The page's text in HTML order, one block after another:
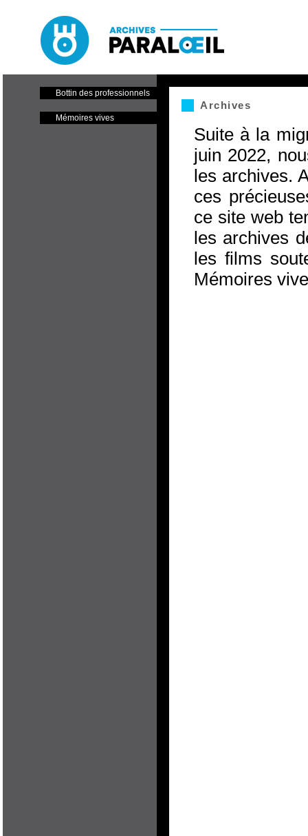
Paraloeil - Cinéma et centre
de production
Bottin des professionnels
Mémoires vives
Archives
Suite à la
juin 2022,
les archives.
ces
ce site web
les archives
les films
Mémoires